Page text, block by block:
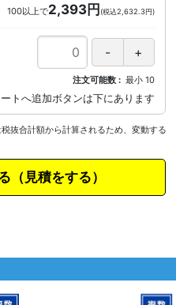
100以上で2,393円(税込2,632.3円)
注文可能数 最小 10
抜合計額から計算されるため、変動する